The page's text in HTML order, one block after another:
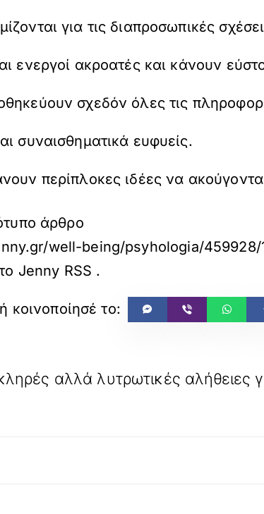
για τις διαπροσωπικές
ενεργοί ακροατές και κάνουν
σχεδόν όλες τις
συναισθηματικά ευφυείς.
περίπλοκες ιδέες να
άρθρο
well-being/psyhologia/
Jenny RSS .
αλλά λυτρωτικές αλήθειες